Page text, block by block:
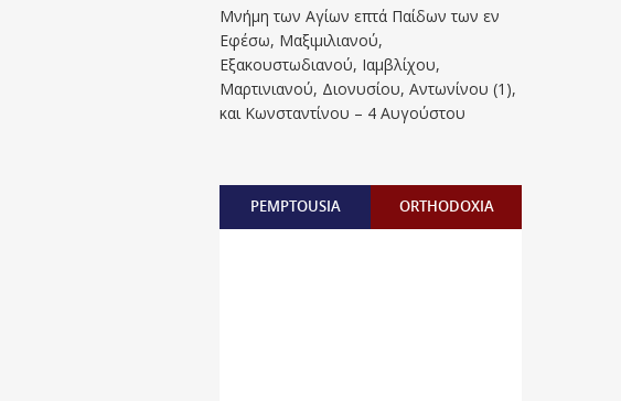
Μνήμη των Aγίων επτά Παίδων των εν
Eφέσω, Mαξιμιλιανού,
Eξακουστωδιανού, Iαμβλίχου,
Mαρτινιανού, Διονυσίου, Aντωνίνου (1),
και Kωνσταντίνου – 4 Αυγούστου
PEMPTOUSIA ORTHODOXIA